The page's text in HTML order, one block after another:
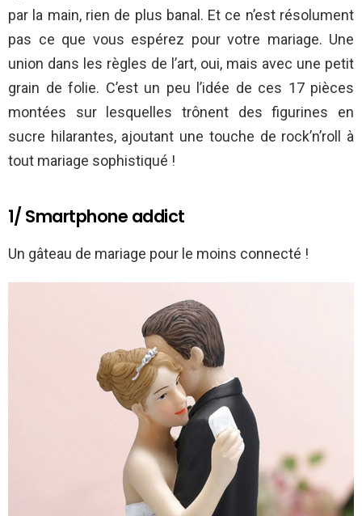
par la main, rien de plus banal. Et ce n’est résolument
pas ce que vous espérez pour votre mariage. Une
union dans les règles de l’art, oui, mais avec une petit
grain de folie. C’est un peu l’idée de ces 17 pièces
montées sur lesquelles trônent des figurines en
sucre hilarantes, ajoutant une touche de rock’n’roll à
tout mariage sophistiqué !
1/ Smartphone addict
Un gâteau de mariage pour le moins connecté !